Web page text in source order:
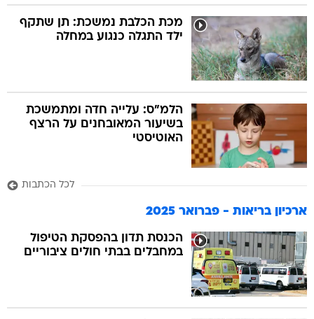
מכת הכלבת נמשכת: תן שתקף
ילד התגלה כנגוע במחלה
הלמ"ס: עלייה חדה ומתמשכת
בשיעור המאובחנים על הרצף
האוטיסטי
לכל הכתבות
ארכיון בריאות - פברואר 2025
הכנסת תדון בהפסקת הטיפול
במחבלים בבתי חולים ציבוריים